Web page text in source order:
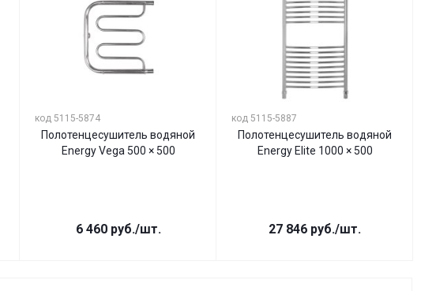
код 5115-5874
Полотенцесушитель водяной
Energy Vega 500 × 500
6 460руб./шт.
код 5115-5887
Полотенцесушитель водяной
Energy Elite 1000 × 500
27 846 руб./шт.